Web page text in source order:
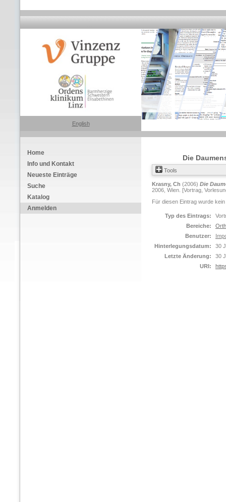
English
Home
Info und Kontakt
Neueste Einträge
Suche
Katalog
Anmelden
Die
Tools
Krasny, Ch (2006) Die
2006, Wien. [Vortrag,
Für diesen Eintrag wurde
Typ des Eintrags:
Bereiche:
Benutzer:
Hinterlegungsdatum:
30
Letzte Änderung:
30
URI: